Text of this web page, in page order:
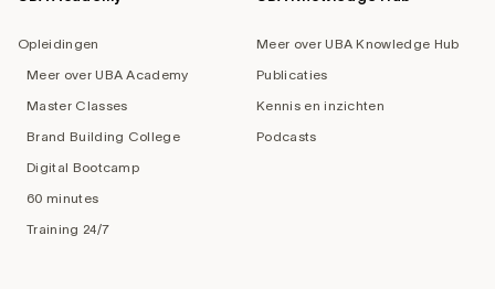
Opleidingen
Meer over UBA Academy
Master Classes
Brand Building College
Digital Bootcamp
60 minutes
Training 24/7
Meer over UBA Knowledge Hub
Publicaties
Kennis en inzichten
Podcasts